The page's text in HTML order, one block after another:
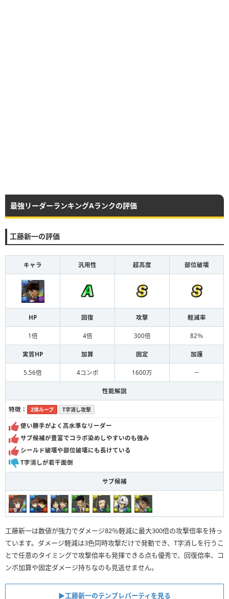
最強リーダーランキングAランクの評価
工藤新一の評価
キャラ 汎用性 超高度 部位破壊
HP 回復 攻撃 軽減率
1倍 4倍 300倍 82％
実質HP 加算 固定 加護
5.56倍 4コンボ 1600万 －
性能解説
特徴： 2体ループ T字消し攻撃
使い勝手がよく高水準なリーダー
サブ候補が豊富でコラボ染めしやすいのも強み
シールド破壊や部位破壊にも長けている
T字消しが若干面倒
サブ候補
工藤新一は数値が強力でダメージ82％軽減に最大300倍の攻撃倍率を持っ
ています。ダメージ軽減は3色同時攻撃だけで発動でき、T字消しを行うこ
とで任意のタイミングで攻撃倍率も発揮できる点も優秀で、回復倍率、コ
ンボ加算や固定ダメージ持ちなのも見逃せません。
▶︎工藤新一のテンプレパーティを見る